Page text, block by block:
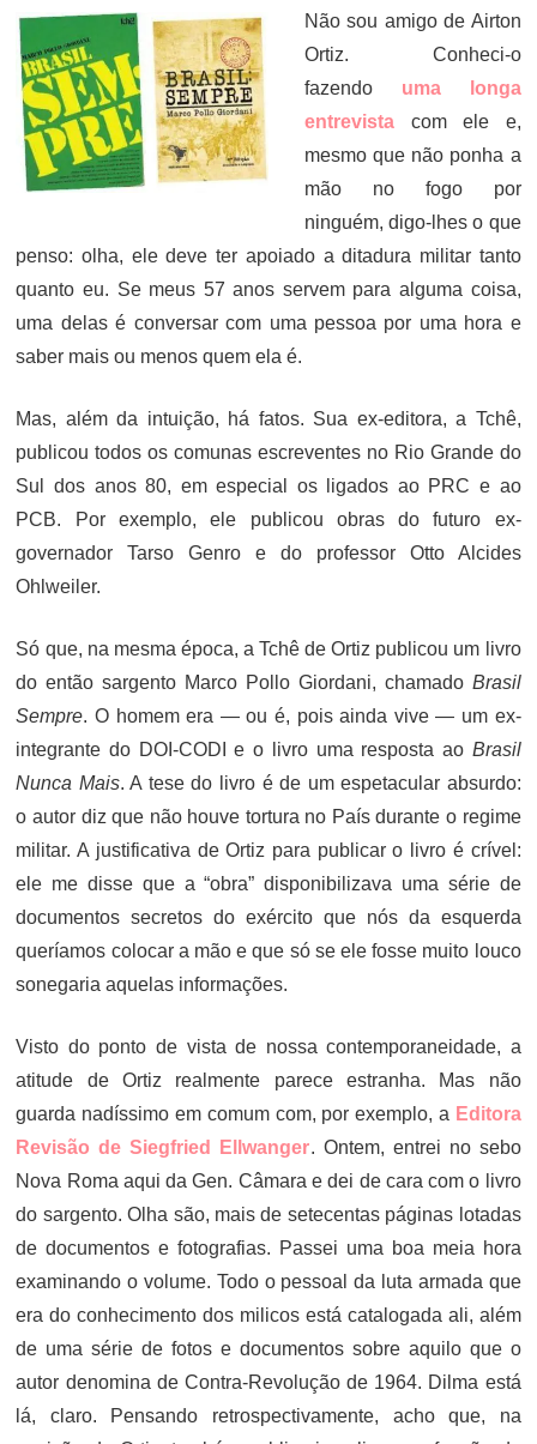
Não sou amigo de Airton
Ortiz. Conheci-o
fazendo uma longa
entrevista com ele e,
mesmo que não ponha a
mão no fogo por
ninguém, digo-lhes o que
penso: olha, ele deve ter apoiado a ditadura militar tanto
quanto eu. Se meus 57 anos servem para alguma coisa,
uma delas é conversar com uma pessoa por uma hora e
saber mais ou menos quem ela é.
Mas, além da intuição, há fatos. Sua ex-editora, a Tchê,
publicou todos os comunas escreventes no Rio Grande do
Sul dos anos 80, em especial os ligados ao PRC e ao
PCB. Por exemplo, ele publicou obras do futuro ex-
governador Tarso Genro e do professor Otto Alcides
Ohlweiler.
Só que, na mesma época, a Tchê de Ortiz publicou um livro
do então sargento Marco Pollo Giordani, chamado Brasil
Sempre. O homem era — ou é, pois ainda vive — um ex-
integrante do DOI-CODI e o livro uma resposta ao Brasil
Nunca Mais. A tese do livro é de um espetacular absurdo:
o autor diz que não houve tortura no País durante o regime
militar. A justificativa de Ortiz para publicar o livro é crível:
ele me disse que a “obra” disponibilizava uma série de
documentos secretos do exército que nós da esquerda
queríamos colocar a mão e que só se ele fosse muito louco
sonegaria aquelas informações.
Visto do ponto de vista de nossa contemporaneidade, a
atitude de Ortiz realmente parece estranha. Mas não
guarda nadíssimo em comum com, por exemplo, a Editora
Revisão de Siegfried Ellwanger. Ontem, entrei no sebo
Nova Roma aqui da Gen. Câmara e dei de cara com o livro
do sargento. Olha são, mais de setecentas páginas lotadas
de documentos e fotografias. Passei uma boa meia hora
examinando o volume. Todo o pessoal da luta armada que
era do conhecimento dos milicos está catalogada ali, além
de uma série de fotos e documentos sobre aquilo que o
autor denomina de Contra-Revolução de 1964. Dilma está
lá, claro. Pensando retrospectivamente, acho que, na